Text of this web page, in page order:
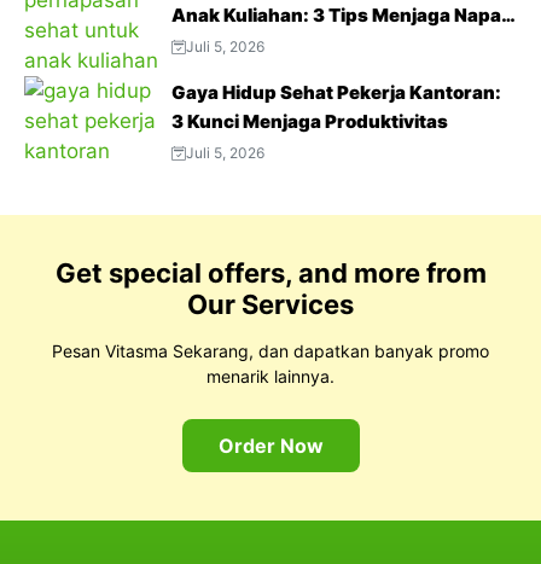
Anak Kuliahan: 3 Tips Menjaga Napas
Tetap Optimal di Tengah Aktivitas
Juli 5, 2026
Gaya Hidup Sehat Pekerja Kantoran:
3 Kunci Menjaga Produktivitas
Juli 5, 2026
Get special offers, and more from
Our Services
Pesan Vitasma Sekarang, dan dapatkan banyak promo
menarik lainnya.
Order Now